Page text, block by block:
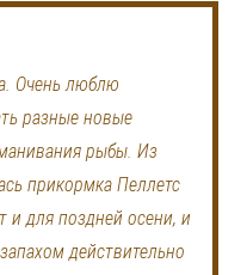
Очень люблю
разные новые
рыбы. Из
прикормка Пеллетс
и для поздней осени, и
действительно